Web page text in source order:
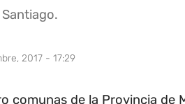
2017 - 17:29
comunas de la Provincia de